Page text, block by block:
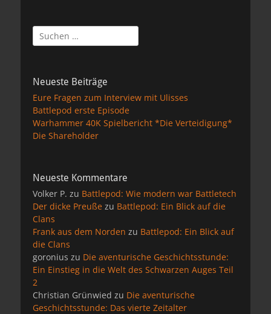
Suchen
nach:
Neueste Beiträge
Eure Fragen zum Interview mit Ulisses
Battlepod erste Episode
Warhammer 40K Spielbericht *Die Verteidigung*
Die Shareholder
Neueste Kommentare
Volker P. zu Battlepod: Wie modern war Battletech
Der dicke Preuße zu Battlepod: Ein Blick auf die
Clans
Frank aus dem Norden zu Battlepod: Ein Blick auf
die Clans
goronius zu Die aventurische Geschichtsstunde:
Ein Einstieg in die Welt des Schwarzen Auges Teil
2
Christian Grünwied zu Die aventurische
Geschichtsstunde: Das vierte Zeitalter